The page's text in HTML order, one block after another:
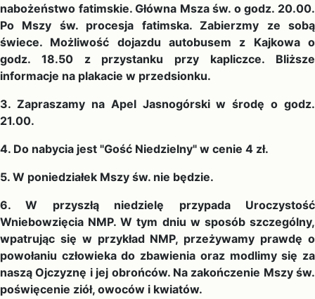
nabożeństwo fatimskie. Główna Msza św. o godz. 20.00.
Po Mszy św. procesja fatimska. Zabierzmy ze sobą
świece. Możliwość dojazdu autobusem z Kajkowa o
godz. 18.50 z przystanku przy kapliczce. Bliższe
informacje na plakacie w przedsionku.
3. Zapraszamy na Apel Jasnogórski w środę o godz.
21.00.
4. Do nabycia jest "Gość Niedzielny" w cenie 4 zł.
5. W poniedziałek Mszy św. nie będzie.
6. W przyszłą niedzielę przypada Uroczystość
Wniebowzięcia NMP. W tym dniu w sposób szczególny,
wpatrując się w przykład NMP, przeżywamy prawdę o
powołaniu człowieka do zbawienia oraz modlimy się za
naszą Ojczyznę i jej obrońców. Na zakończenie Mszy św.
poświęcenie ziół, owoców i kwiatów.